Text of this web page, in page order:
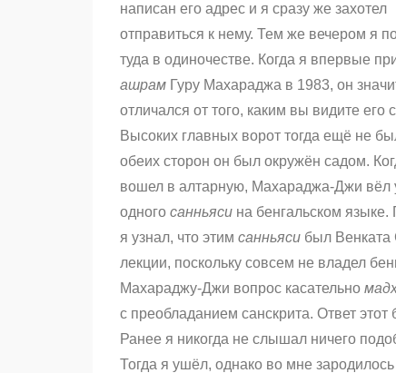
написан его адрес и я сразу же захотел
отправиться к нему. Тем же вечером я
туда в одиночестве. Когда я впервые
ашрам Гуру Махараджа в 1983, он
отличался от того, каким вы видите его
Высоких главных ворот тогда ещё не
обеих сторон он был окружён садом.
вошел в алтарную, Махараджа-Джи вёл
одного санньяси на бенгальском языке.
я узнал, что этим санньяси был Венката
лекции, поскольку совсем не владел
Махараджу-Джи вопрос касательно
с преобладанием санскрита. Ответ
Ранее я никогда не слышал ничего
Тогда я ушёл, однако во мне